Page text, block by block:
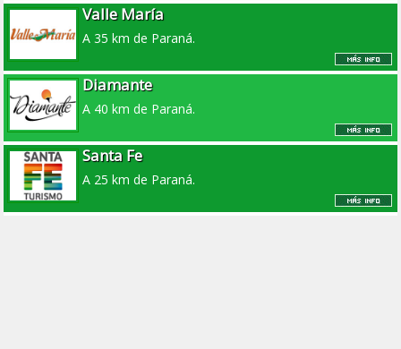
Valle María
A 35 km de Paraná.
Diamante
A 40 km de Paraná.
Santa Fe
A 25 km de Paraná.